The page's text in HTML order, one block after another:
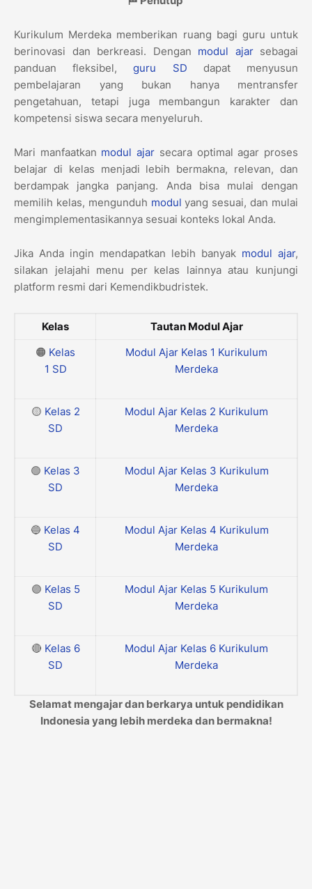
Kurikulum Merdeka memberikan ruang bagi guru untuk
berinovasi dan berkreasi. Dengan modul ajarsebagai
panduan fleksibel,guru SD dapat menyusun
pembelajaran yang bukan hanya mentransfer
pengetahuan, tetapi juga membangun karakter dan
kompetensi siswa secara menyeluruh.
Mari manfaatkan modul ajar secara optimal agar proses
belajar di kelas menjadi lebih bermakna, relevan, dan
berdampak jangka panjang. Anda bisa mulai dengan
memilih kelas, mengunduh modul yang sesuai, dan mulai
mengimplementasikannya sesuai konteks lokal Anda.
Jika Anda ingin mendapatkan lebih banyak modul ajar,
silakan jelajahi menu per kelas lainnya atau kunjungi
platform resmi dari Kemendikbudristek.
Kelas
Tautan Modul Ajar
🟠 Kelas
1 SD
Modul Ajar Kelas 1 Kurikulum
Merdeka
🟡 Kelas 2
SD
Modul Ajar Kelas 2 Kurikulum
Merdeka
🟢 Kelas 3
SD
Modul Ajar Kelas 3 Kurikulum
Merdeka
🔵 Kelas 4
SD
Modul Ajar Kelas 4 Kurikulum
Merdeka
🟣 Kelas 5
SD
Modul Ajar Kelas 5 Kurikulum
Merdeka
🔴 Kelas 6
SD
Modul Ajar Kelas 6 Kurikulum
Merdeka
Selamat mengajar dan berkarya untuk pendidikan
Indonesia yang lebih merdeka dan bermakna!